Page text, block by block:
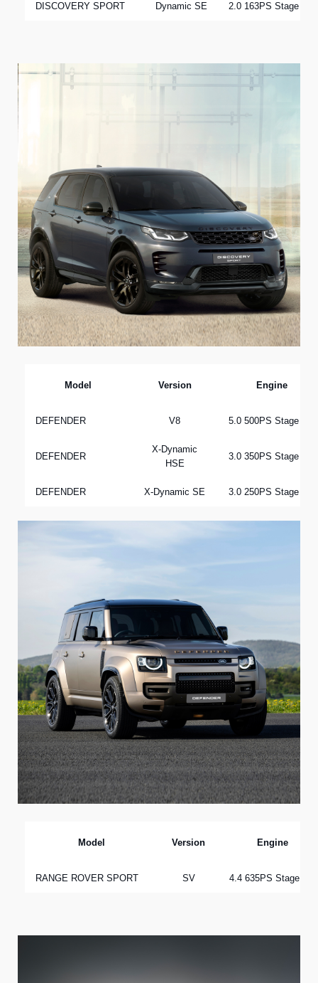
DISCOVERY SPORT Dynamic SE 2.0 163PS Stage VI
Model Version Engine
DEFENDER V8 5.0 500PS Stage VI
DEFENDER
X-Dynamic
HSE
3.0 350PS Stage VI
DEFENDER X-Dynamic SE 3.0 250PS Stage VI
Model Version Engine
RANGE ROVER SPORT SV 4.4 635PS Stage VI